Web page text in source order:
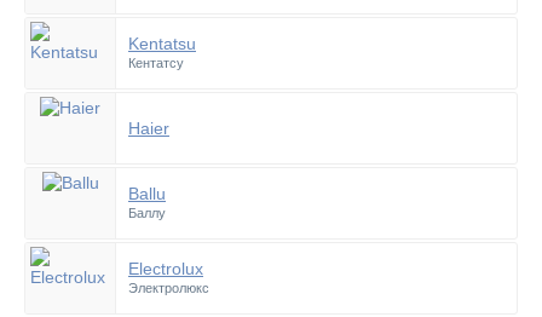
Kentatsu
Кентатсу
Haier
Ballu
Баллу
Electrolux
Электролюкс